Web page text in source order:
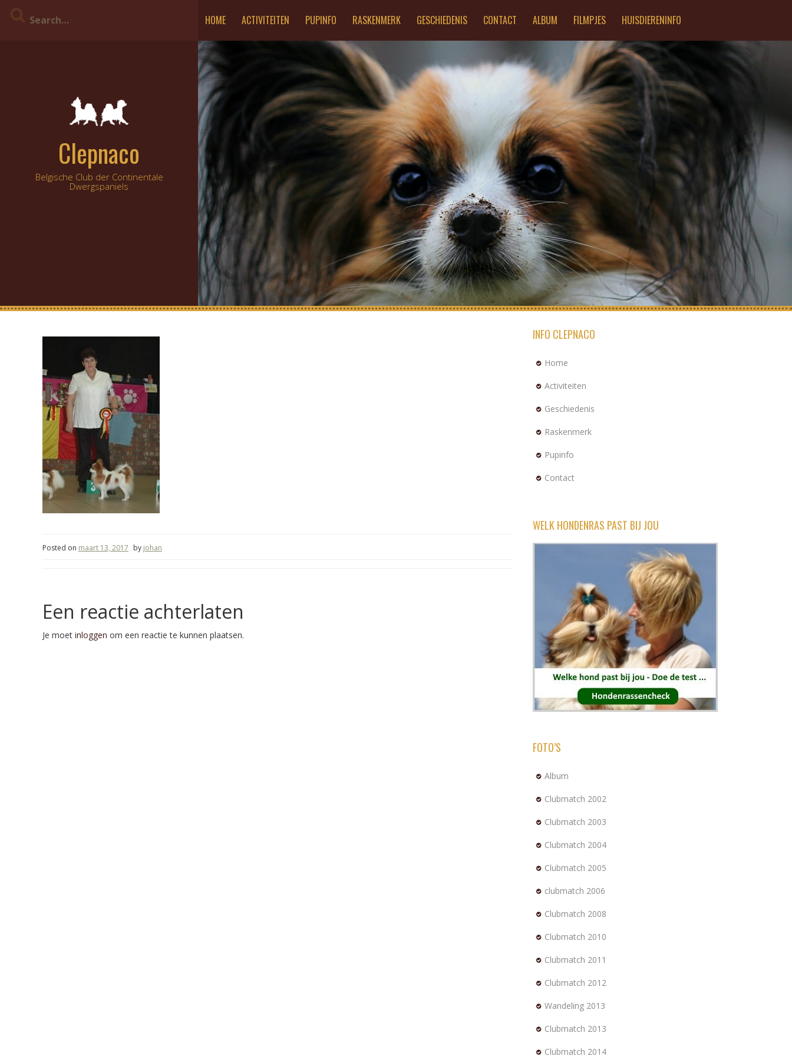
HOME ACTIVITEITEN PUPINFO RASKENMERK GESCHIEDENIS CONTACT ALBUM FILMPJES HUISDIERENINFO
Clepnaco
Belgische Club der Continentale
Dwergspaniels
Posted on maart 13, 2017 by johan
Een reactie achterlaten
Je moet inloggen om een reactie te kunnen plaatsen.
INFO CLEPNACO
Home
Activiteiten
Geschiedenis
Raskenmerk
Pupinfo
Contact
WELK HONDENRAS PAST BIJ JOU
FOTO’S
Album
Clubmatch 2002
Clubmatch 2003
Clubmatch 2004
Clubmatch 2005
clubmatch 2006
Clubmatch 2008
Clubmatch 2010
Clubmatch 2011
Clubmatch 2012
Wandeling 2013
Clubmatch 2013
Clubmatch 2014